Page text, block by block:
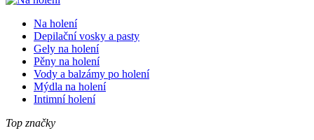
Na holení
Depilační vosky a pasty
Gely na holení
Pěny na holení
Vody a balzámy po holení
Mýdla na holení
Intimní holení
Top značky